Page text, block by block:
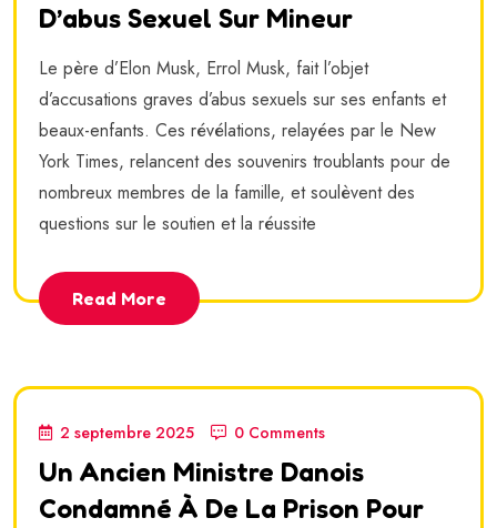
D’abus Sexuel Sur Mineur
Le père d’Elon Musk, Errol Musk, fait l’objet
d’accusations graves d’abus sexuels sur ses enfants et
beaux-enfants. Ces révélations, relayées par le New
York Times, relancent des souvenirs troublants pour de
nombreux membres de la famille, et soulèvent des
questions sur le soutien et la réussite
Read More
2 septembre 2025 0 Comments
Un Ancien Ministre Danois
Condamné À De La Prison Pour